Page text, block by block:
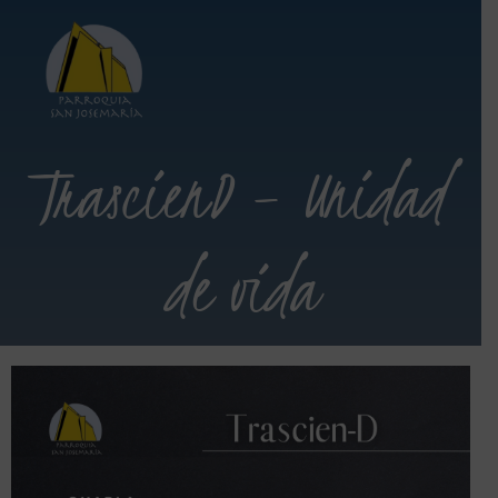
TrascienD – Unidad
de vida